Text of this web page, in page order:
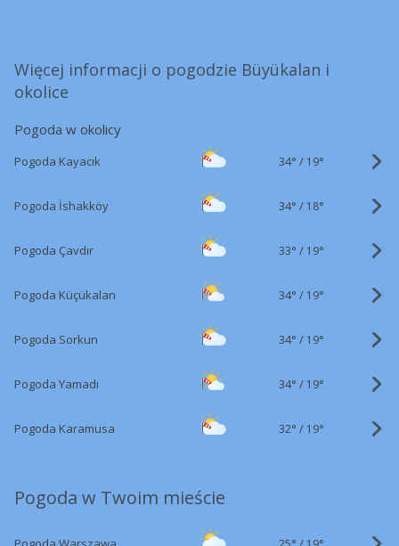
Więcej informacji o pogodzie Büyükalan i
okolice
Pogoda w okolicy
Pogoda Kayacık 34° / 19°
Pogoda İshakköy 34° / 18°
Pogoda Çavdır 33° / 19°
Pogoda Küçükalan 34° / 19°
Pogoda Sorkun 34° / 19°
Pogoda Yamadı 34° / 19°
Pogoda Karamusa 32° / 19°
Pogoda w Twoim mieście